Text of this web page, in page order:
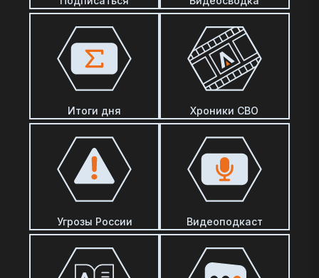
Итоги дня Хроники СВО
Угрозы России Видеоподкаст